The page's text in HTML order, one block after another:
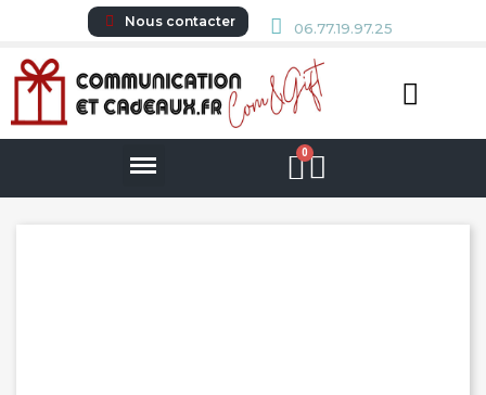
Nous contacter 06.77.19.97.25